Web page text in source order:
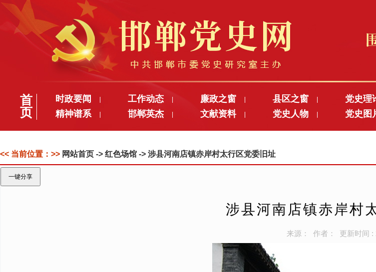
首
页
时政要闻 工作动态 廉政之窗 县区之窗 党史理
精神谱系 邯郸英杰 文献资料 党史人物 党史图
<< 当前位置：>> 网站首页 -> 红色场馆 -> 涉县河南店镇赤岸村太行区党委旧址
一键分享
涉县河南店镇赤岸村
来源： 作者： 更新时间 :